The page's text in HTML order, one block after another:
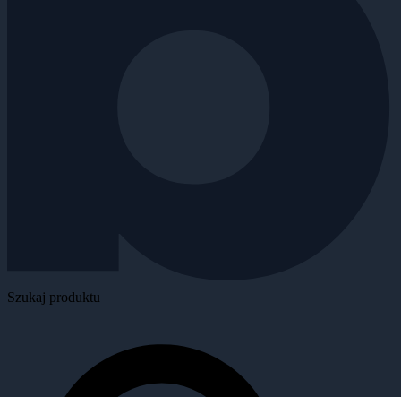
Szukaj produktu